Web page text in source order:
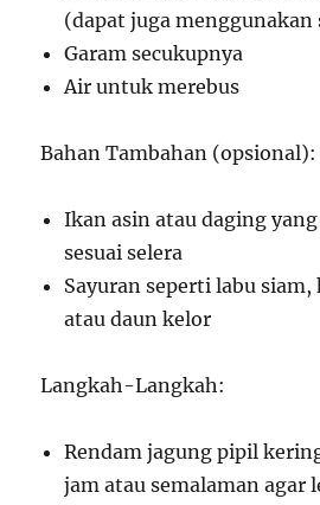
(dapat juga
Garam secukupnya
Air untuk merebus
Bahan Tambahan (opsional):
Ikan asin atau daging
sesuai selera
Sayuran seperti labu siam,
atau daun kelor
Langkah-Langkah:
Rendam jagung pipil
jam atau semalaman agar